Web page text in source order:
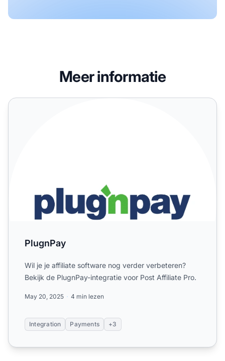
Meer informatie
PlugnPay
PlugnPay
Wil je je affiliate software nog verder verbeteren?
Bekijk de PlugnPay-integratie voor Post Affiliate Pro.
May 20, 2025 4 min lezen
Integration Payments +3